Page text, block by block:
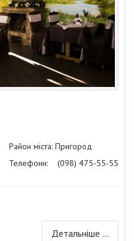
Район міста: Пригород
Телефони:
(098) 475-55-55
Детальніше ...